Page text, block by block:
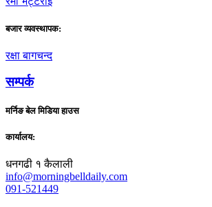
बजार व्यवस्थापक:
रक्षा बागचन्द
सम्पर्क
मर्निङ बेल मिडिया हाउस
कार्यालय:
धनगढी १ कैलाली
info@morningbelldaily.com
091-521449